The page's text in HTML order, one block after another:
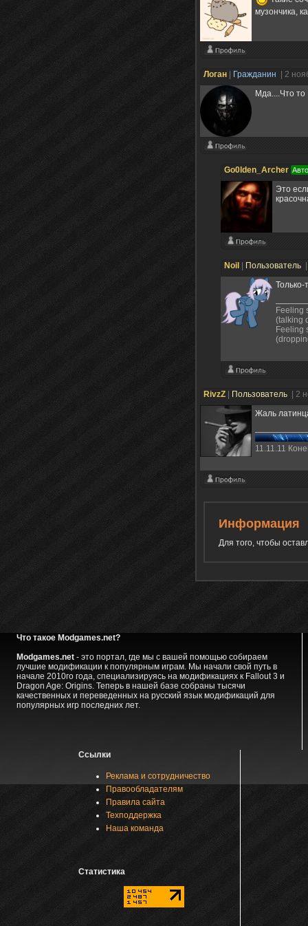
музончика,
Логан Гражданин
| 2
Мда....Что то
Go0lden_Archer
Это
Noil Пользователь
Только-
Feeling
(talking
Feeling
RivzZ Пользователь
| 2
Жаль
11.11.11
Информация
Для того, чтобы
Что такое Modgames.net?
Modgames.net- это портал, где мы с вашей помощью собираем
лучшие модификации к популярным играм. Мы начали свой путь в
начале 2010го года, специализируясь на модификациях к Fallout 3 и
Dragon Age: Origins. Теперь в нашей базе собраны тысячи
качественных и переведенных на русский язык модификаций для
популярных игр последних лет.
Ссылки
Реклама и сотрудничество
Правообладателям
Правила сайта
Техподдержка
Наша команда
Статистика